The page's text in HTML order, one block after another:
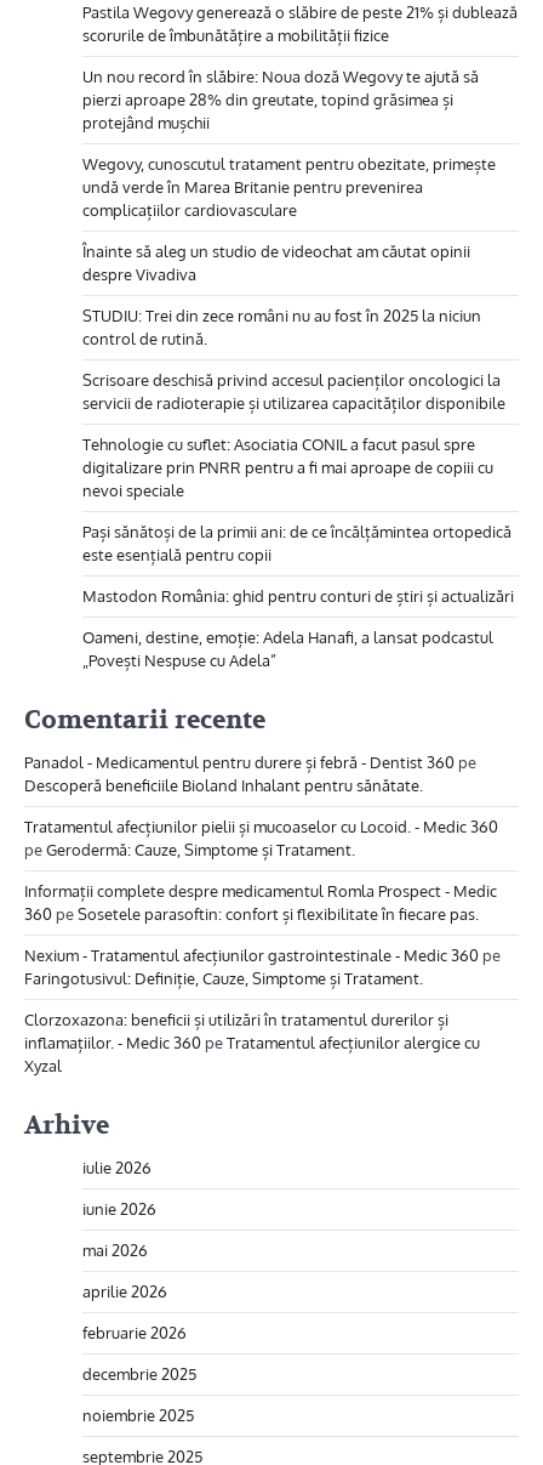
Pastila Wegovy generează o slăbire de peste 21% și dublează
scorurile de îmbunătățire a mobilității fizice
Un nou record în slăbire: Noua doză Wegovy te ajută să
pierzi aproape 28% din greutate, topind grăsimea și
protejând mușchii
Wegovy, cunoscutul tratament pentru obezitate, primește
undă verde în Marea Britanie pentru prevenirea
complicațiilor cardiovasculare
Înainte să aleg un studio de videochat am căutat opinii
despre Vivadiva
STUDIU: Trei din zece români nu au fost în 2025 la niciun
control de rutină.
Scrisoare deschisă privind accesul pacienților oncologici la
servicii de radioterapie și utilizarea capacităților disponibile
Tehnologie cu suflet: Asociatia CONIL a facut pasul spre
digitalizare prin PNRR pentru a fi mai aproape de copiii cu
nevoi speciale
Pași sănătoși de la primii ani: de ce încălțămintea ortopedică
este esențială pentru copii
Mastodon România: ghid pentru conturi de știri și actualizări
Oameni, destine, emoție: Adela Hanafi, a lansat podcastul
„Povești Nespuse cu Adela”
Comentarii recente
Panadol - Medicamentul pentru durere și febră - Dentist 360 pe
Descoperă beneficiile Bioland Inhalant pentru sănătate.
Tratamentul afecțiunilor pielii și mucoaselor cu Locoid. - Medic 360
peGerodermă: Cauze, Simptome și Tratament.
Informații complete despre medicamentul Romla Prospect - Medic
360 peSosetele parasoftin: confort și flexibilitate în fiecare pas.
Nexium - Tratamentul afecțiunilor gastrointestinale - Medic 360 pe
Faringotusivul: Definiție, Cauze, Simptome și Tratament.
Clorzoxazona: beneficii și utilizări în tratamentul durerilor și
inflamațiilor. - Medic 360 peTratamentul afecțiunilor alergice cu
Xyzal
Arhive
iulie 2026
iunie 2026
mai 2026
aprilie 2026
februarie 2026
decembrie 2025
noiembrie 2025
septembrie 2025